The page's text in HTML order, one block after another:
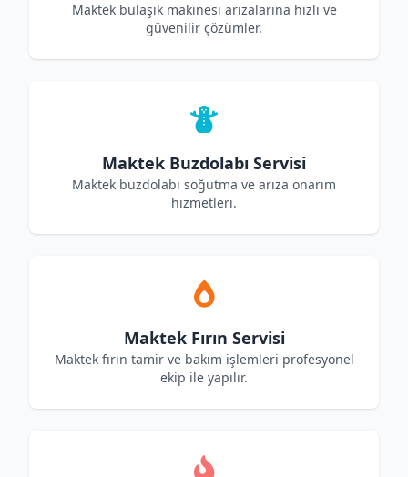
Maktek bulaşık makinesi arızalarına hızlı ve
güvenilir çözümler.
Maktek Buzdolabı Servisi
Maktek buzdolabı soğutma ve arıza onarım
hizmetleri.
Maktek Fırın Servisi
Maktek fırın tamir ve bakım işlemleri profesyonel
ekip ile yapılır.